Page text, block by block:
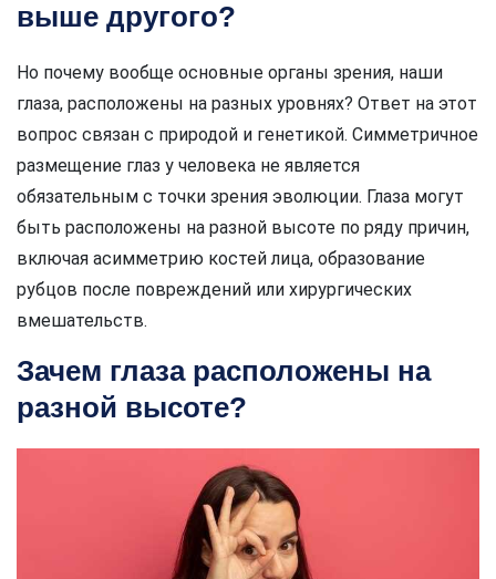
выше другого?
Но почему вообще основные органы зрения, наши
глаза, расположены на разных уровнях? Ответ на этот
вопрос связан с природой и генетикой. Симметричное
размещение глаз у человека не является
обязательным с точки зрения эволюции. Глаза могут
быть расположены на разной высоте по ряду причин,
включая асимметрию костей лица, образование
рубцов после повреждений или хирургических
вмешательств.
Зачем глаза расположены на
разной высоте?